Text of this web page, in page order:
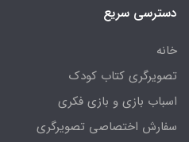
دسترسی سریع
خانه
تصویرگری کتاب کودک
اسباب بازی و بازی فکری
سفارش اختصاصی تصویرگری